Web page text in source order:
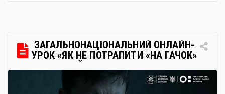
передбачає: Скористатися цією процедурою […]
ЗАГАЛЬНОНАЦІОНАЛЬНИЙ ОНЛАЙН-
УРОК «ЯК НЕ ПОТРАПИТИ «НА ГАЧОК»
РОСІЙСЬКИХ СПЕЦСЛУЖБ